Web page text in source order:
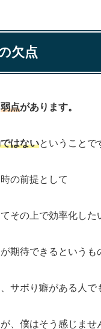
欠点
弱点があります。
はないということで
の前提として
その上で効率化し
期待できるというも
サボり癖がある人
、僕はそう感じませ